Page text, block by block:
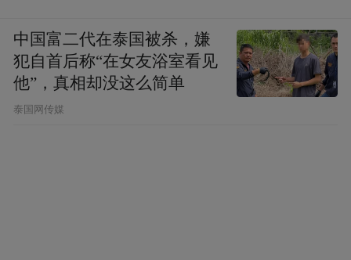
中国富二代在泰国被杀，嫌
犯自首后称“在女友浴室看见
他”，真相却没这么简单
泰国网传媒